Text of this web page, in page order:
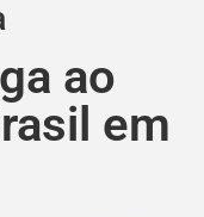
ao
em